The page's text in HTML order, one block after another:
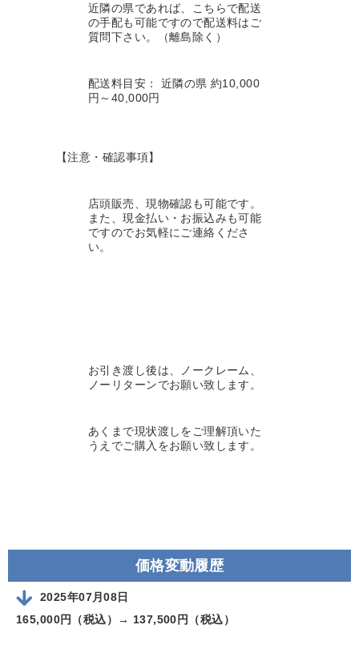
近隣の県であれば、こちらで配送
の手配も可能ですので配送料はご
質問下さい。（離島除く）
配送料目安： 近隣の県 約10,000
円～40,000円
【注意・確認事項】
店頭販売、現物確認も可能です。
また、現金払い・お振込みも可能
ですのでお気軽にご連絡くださ
い。
お引き渡し後は、ノークレーム、
ノーリターンでお願い致します。
あくまで現状渡しをご理解頂いた
うえでご購入をお願い致します。
価格変動履歴
2025年07月08日
165,000円（税込）→ 137,500円（税込）